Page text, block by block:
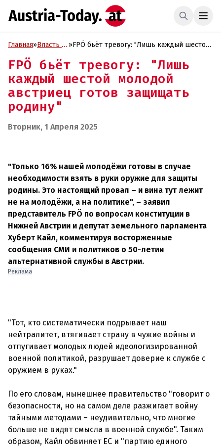
Главная»Власть и »FPÖ бьёт тревогу: "Лишь каждый шестой
родину"
FPÖ бьёт тревогу: "Лишь
каждый шестой молодой
австриец готов защищать
родину"
Вторник, 1 Апреля 2025
"Только 16% нашей молодёжи готовы в случае
необходимости взять в руки оружие для защиты
родины. Это настоящий провал – и вина тут лежит
не на молодёжи, а на политике", – заявил
представитель FPÖ по вопросам конституции в
Нижней Австрии и депутат земельного парламента
Хуберт Кайл, комментируя восторженные
сообщения СМИ и политиков о 50-летии
альтернативной службы в Австрии.
Реклама
"Тот, кто систематически подрывает наш
нейтралитет, втягивает страну в чужие войны и
отпугивает молодых людей идеологизированной
военной политикой, разрушает доверие к службе с
оружием в руках."
По его словам, нынешнее правительство "говорит о
безопасности, но на самом деле разжигает войну
тайными методами – неудивительно, что многие
больше не видят смысла в военной службе". Таким
образом, Кайл обвиняет ЕС и "партию единого